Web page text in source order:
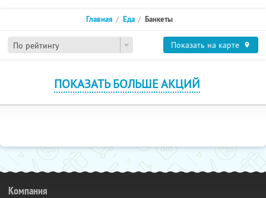
По рейтингу
Главная Еда Банкеты
Показать на карте
ПОКАЗАТЬ БОЛЬШЕ АКЦИЙ
Компания